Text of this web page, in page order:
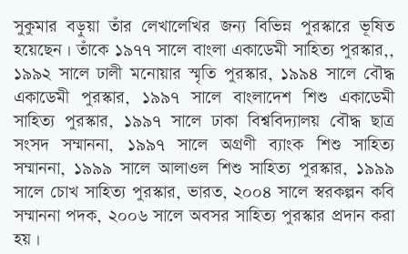
সুকুমার বড়ুয়া তাঁর লেখালেখির জন্য বিভিন্ন পুরস্কারে ভূষিত
হয়েছেন। তাঁকে ১৯৭৭ সালে বাংলা একাডেমী সাহিত্য পুরস্কার,,
১৯৯২ সালে ঢালী মনোয়ার স্মৃতি পুরস্কার, ১৯৯৪ সালে বৌদ্ধ
একাডেমী পুরস্কার, ১৯৯৭ সালে বাংলাদেশ শিশু একাডেমী
সাহিত্য পুরস্কার, ১৯৯৭ সালে ঢাকা বিশ্ববিদ্যালয় বৌদ্ধ ছাত্র
সংসদ সম্মাননা, ১৯৯৭ সালে অগ্রণী ব্যাংক শিশু সাহিত্য
সম্মাননা, ১৯৯৯ সালে আলাওল শিশু সাহিত্য পুরস্কার, ১৯৯৯
সালে চোখ সাহিত্য পুরস্কার, ভারত, ২০০৪ সালে স্বরকল্পন কবি
সম্মাননা পদক, ২০০৬ সালে অবসর সাহিত্য পুরস্কার প্রদান করা
হয়।